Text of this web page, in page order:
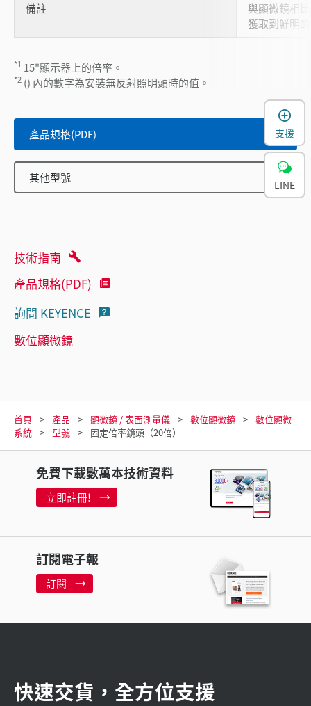
備註
與顯微鏡相
獲取到鮮明
*1 15"顯示器上的倍率。
*2 () 內的數字為安裝無反射照明頭時的值。
產品規格(PDF)
其他型號
技術指南
產品規格(PDF)
詢問 KEYENCE
數位顯微鏡
首頁 產品 顯微鏡 / 表面測量儀 數位顯微鏡
數位顯微
系統
型號 固定倍率鏡頭（20倍）
免費下載數萬本技術資料
立即註冊!
訂閱電子報
訂閱
快速交貨，全方位支援
支援
LINE